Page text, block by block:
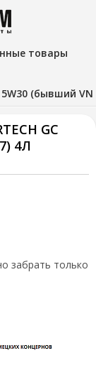
товары
(бывший VN
GC
4Л
забрать только